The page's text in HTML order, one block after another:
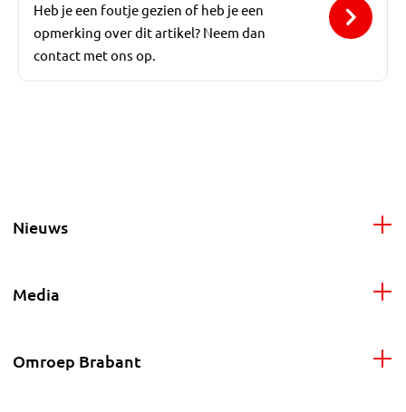
Heb je een foutje gezien of heb je een
opmerking over dit artikel? Neem dan
contact met ons op.
Nieuws
Media
Omroep Brabant